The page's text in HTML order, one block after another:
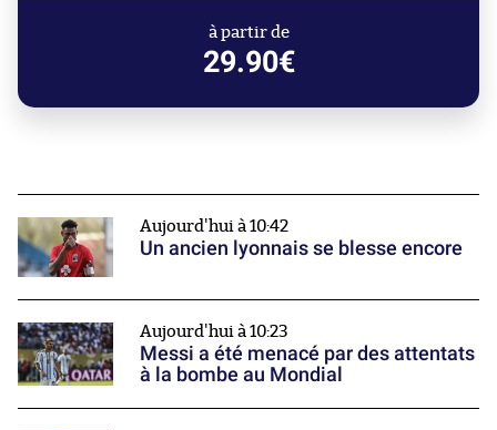
à partir de
29.90€
Aujourd'hui à 10:42
Un ancien lyonnais se blesse encore
Aujourd'hui à 10:23
Messi a été menacé par des attentats
à la bombe au Mondial